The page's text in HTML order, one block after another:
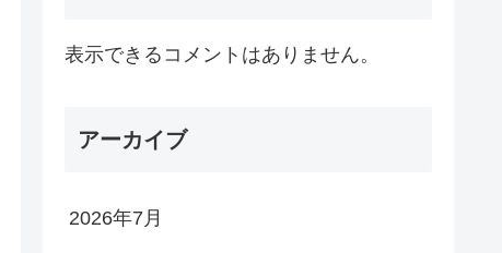
表示できるコメントはありません。
アーカイブ
2026年7月